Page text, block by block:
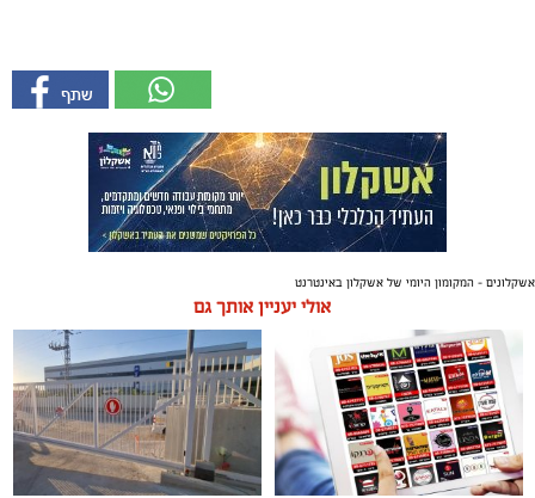
אשקלונים - המקומון היומי של אשקלון באינטרנט
אולי יעניין אותך גם